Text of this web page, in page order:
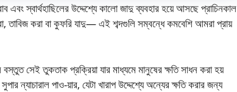
স্বার্থহাছিলের উদ্দেশ্যে কালো জাদু ব্যবহার হয়ে আসছে প্রাচিনকাল
করা বা কুফরি যাদু— এই শব্দগুলি সম্বন্ধে কমবেশি আমরা প্রায়
সেই তুকতাক প্রক্রিয়া যার মাধ্যমে মানুষের ক্ষতি সাধন করা হয়
পাও-য়ার, যেটা খারাপ উদ্দেশ্যে অন্যের ক্ষতি করার জন্য